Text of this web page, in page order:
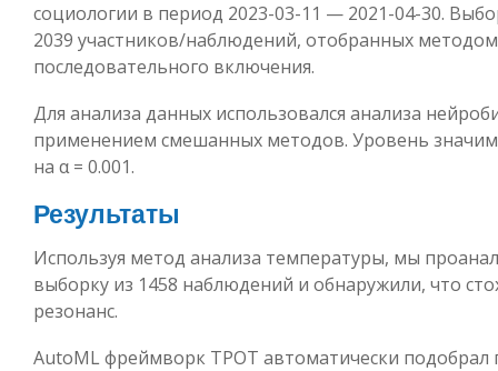
социологии в период 2023-03-11 — 2021-04-30.
2039 участников/наблюдений, отобранных методом
последовательного включения.
Для анализа данных использовался анализа
применением смешанных методов. Уровень
на α = 0.001.
Результаты
Используя метод анализа температуры, мы
выборку из 1458 наблюдений и обнаружили, что
резонанс.
AutoML фреймворк TPOT автоматически подобрал